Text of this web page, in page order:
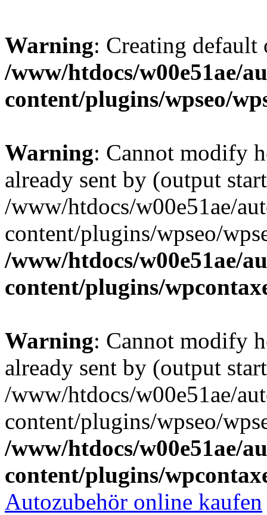
Warning: Creating
/www/htdocs/w00e51ae/
content/plugins/wpseo/
Warning: Cannot modify
already sent by (output
/www/htdocs/w00e51ae/
content/plugins/wpseo/
/www/htdocs/w00e51ae/
content/plugins/
Warning: Cannot modify
already sent by (output
/www/htdocs/w00e51ae/
content/plugins/wpseo/
/www/htdocs/w00e51ae/
content/plugins/
Autozubehör online kaufen